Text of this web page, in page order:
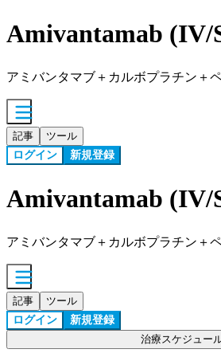
Amivantamab (IV/
アミバンタマブ＋カルボプラチン＋
記事 ツール
ログイン 新規登録
Amivantamab (IV/
アミバンタマブ＋カルボプラチン＋
記事 ツール
ログイン 新規登録
治療スケジュー